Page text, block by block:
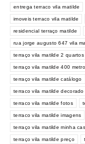
entrega terraco vila matilde
imoveis terraco vila matilde
residencial terraço matilde
rua jorge augusto 647 vila
terraço vila matilde 2 quartos
terraço vila matilde 400
terraço vila matilde catálogo
terraco vila matilde decorado
terraco vila matilde fotos
terraco vila matilde imagens
terraço vila matilde minha
terraço vila matilde preço